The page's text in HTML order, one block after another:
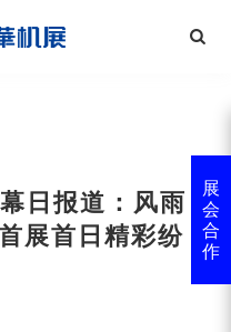
日报道：风雨
展首日精彩纷
展
会
合
作